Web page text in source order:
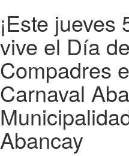
¡Este jueves
vive el Día
Compadres
Carnaval
Abancay